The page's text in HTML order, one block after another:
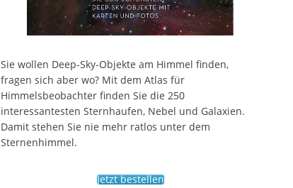
Sie wollen Deep-Sky-Objekte am Himmel finden,
fragen sich aber wo? Mit dem Atlas für
Himmelsbeobachter finden Sie die 250
interessantesten Sternhaufen, Nebel und Galaxien.
Damit stehen Sie nie mehr ratlos unter dem
Sternenhimmel.
Jetzt bestellen